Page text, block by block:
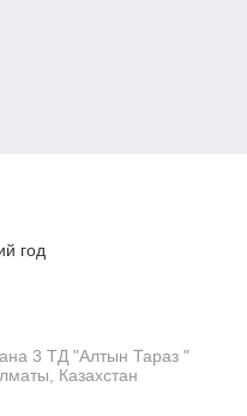
год
3 ТД "Алтын Тараз "
Казахстан